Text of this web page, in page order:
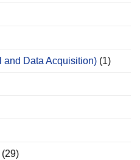
and Data Acquisition) (1)
(29)